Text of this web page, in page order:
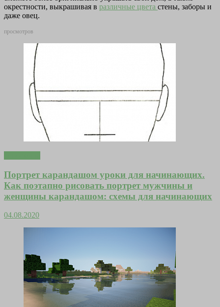
окрестности, выкрашивая в различные цвета стены, заборы и
даже овец.
просмотров
Портрет карандашом уроки для начинающих.
Как поэтапно рисовать портрет мужчины и
женщины карандашом: схемы для начинающих
04.08.2020